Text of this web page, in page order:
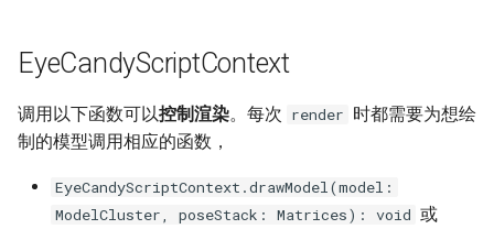
EyeCandyScriptContext
调用以下函数可以控制渲染。每次 render 时都需要为想绘
制的模型调用相应的函数，
EyeCandyScriptContext.drawModel(model:
ModelCluster, poseStack: Matrices): void 或